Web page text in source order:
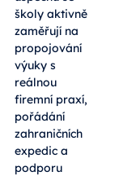
školy aktivně
zaměřují na
propojování
výuky s
reálnou
firemní praxí,
pořádání
zahraničních
expedic a
podporu